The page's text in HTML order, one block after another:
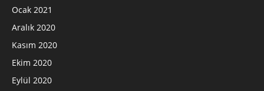
Ocak 2021
Aralık 2020
Kasım 2020
Ekim 2020
Eylül 2020